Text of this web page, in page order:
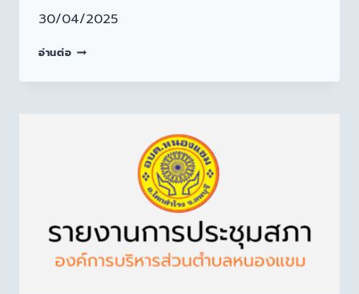
30/04/2025
อ่านต่อ